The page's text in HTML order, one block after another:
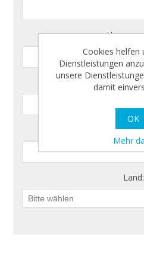
Ort:
Land:
Cookies helfen
Dienstleistungen
unsere
damit
OK
Mehr